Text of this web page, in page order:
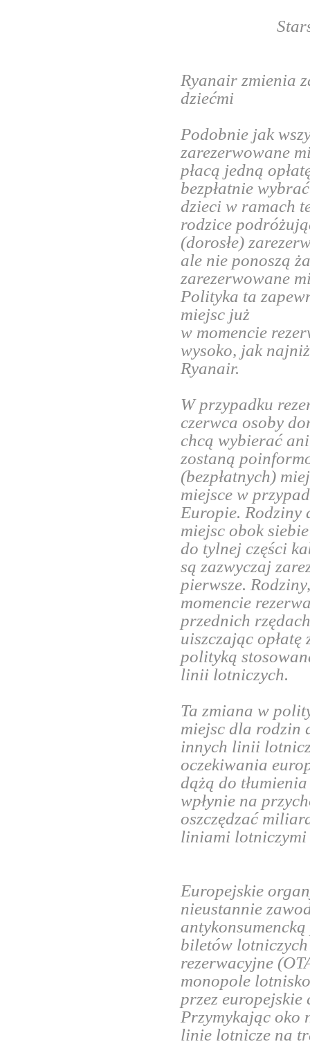
Ryanair zmienia
dziećmi
Podobnie jak
zarezerwowane
płacą jedną
bezpłatnie
dzieci w ramach
rodzice
(dorosłe)
ale nie ponoszą
zarezerwowane
Polityka ta
miejsc już
w momencie
wysoko, jak
Ryanair.
W przypadku
czerwca osoby
chcą wybierać
zostaną
(bezpłatnych)
miejsce w
Europie. Rodziny
miejsc obok
do tylnej części
są zazwyczaj
pierwsze.
momencie
przednich
uiszczając opłatę
polityką
linii lotniczych.
Ta zmiana w
miejsc dla rodzin
innych linii
oczekiwania
dążą do
wpłynie na
oszczędzać
liniami lotniczymi
Europejskie
nieustannie
biletów
rezerwacyjne
monopole
przez
Przymykając oko
linie lotnicze na